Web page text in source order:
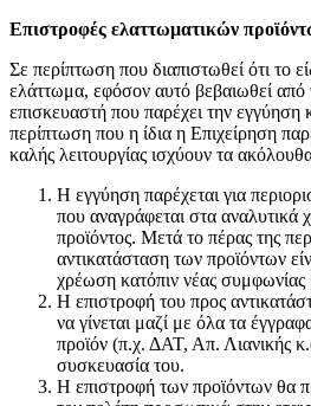
Επιστροφές ελαττωματικών
Σε περίπτωση που διαπιστωθεί ότι το
ελάττωμα, εφόσον αυτό βεβαιωθεί από
επισκευαστή που παρέχει την εγγύηση
περίπτωση που η ίδια η Επιχείρηση
καλής λειτουργίας ισχύουν τα
Η εγγύηση παρέχεται για
που αναγράφεται στα αναλυτικά
προϊόντος. Μετά το πέρας της
αντικατάσταση των προϊόντων
χρέωση κατόπιν νέας συμφωνίας
Η επιστροφή του προς
να γίνεται μαζί με όλα τα
προϊόν (π.χ. ΔΑΤ, Απ. Λιανικής
συσκευασία του.
Η επιστροφή των προϊόντων θα